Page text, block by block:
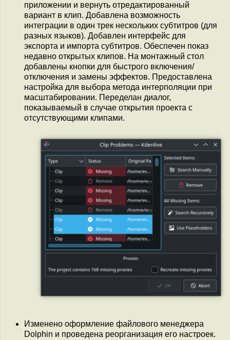
приложении и вернуть отредактированный
вариант в клип. Добавлена возможность
интеграции в один трек нескольких субтитров (для
разных языков). Добавлен интерфейс для
экспорта и импорта субтитров. Обеспечен показ
недавно открытых клипов. На монтажный стол
добавлены кнопки для быстрого включения/
отключения и замены эффектов. Предоставлена
настройка для выбора метода интерполяции при
масштабировании. Переделан диалог,
показываемый в случае открытия проекта с
отсутствующими клипами.
Изменено оформление файлового менеджера
Dolphin и проведена реорганизация его настроек.